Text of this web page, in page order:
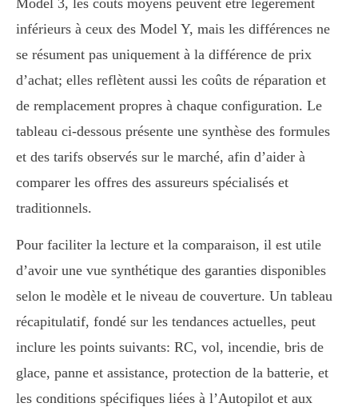
inférieurs à ceux des Model Y, mais les différences ne
se résument pas uniquement à la différence de prix
d’achat; elles reflètent aussi les coûts de réparation et
de remplacement propres à chaque configuration. Le
tableau ci-dessous présente une synthèse des formules
et des tarifs observés sur le marché, afin d’aider à
comparer les offres des assureurs spécialisés et
traditionnels.
Pour faciliter la lecture et la comparaison, il est utile
d’avoir une vue synthétique des garanties disponibles
selon le modèle et le niveau de couverture. Un tableau
récapitulatif, fondé sur les tendances actuelles, peut
inclure les points suivants: RC, vol, incendie, bris de
glace, panne et assistance, protection de la batterie, et
les conditions spécifiques liées à l’Autopilot et aux